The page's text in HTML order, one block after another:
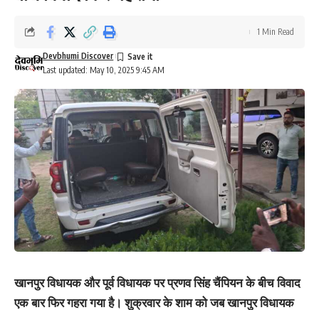
Last updated: May 10, 2025 9:45 AM
Devbhumi Discover
1 Min Read
खानपुर विधायक और पूर्व विधायक पर प्रणव सिंह चैंपियन के बीच विवाद
एक बार फिर गहरा गया है। शुक्रवार के शाम को जब खानपुर विधायक